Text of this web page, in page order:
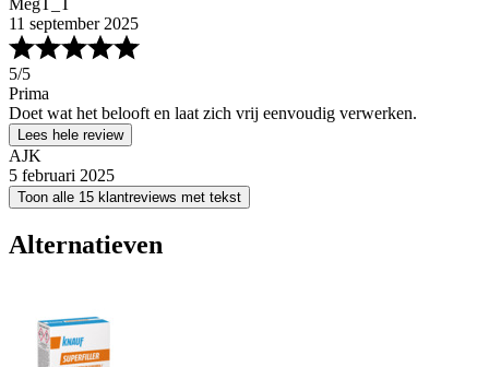
MegT_T
11 september 2025
5/5
Prima
Doet wat het belooft en laat zich vrij eenvoudig verwerken.
Lees hele review
AJK
5 februari 2025
Toon alle 15 klantreviews met tekst
Alternatieven